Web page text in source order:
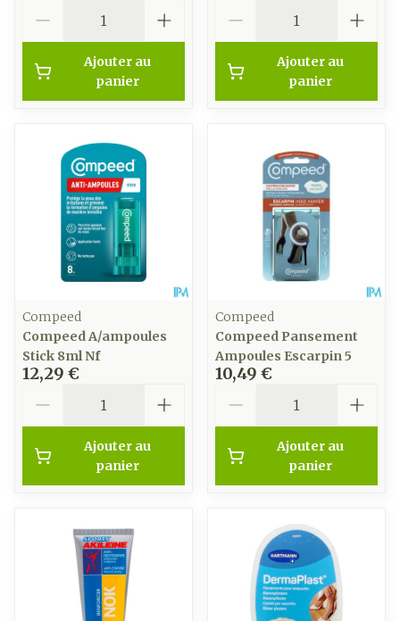
Ajouter au
panier
Ajouter au
panier
Compeed
Compeed A/ampoules
Stick 8ml Nf
12,29 €
Ajouter au
panier
Compeed
Compeed Pansement
Ampoules Escarpin 5
10,49 €
Ajouter au
panier